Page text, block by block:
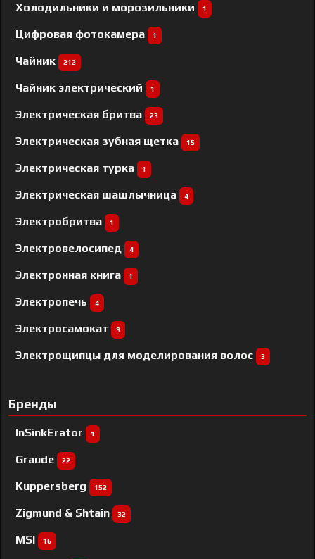
Холодильники и морозильники 1
Цифровая фотокамера 1
Чайник 212
Чайник электрический 1
Электрическая бритва 23
Электрическая зубная щетка 15
Электрическая турка 1
Электрическая шашлычница 4
Электробритва 1
Электровелосипед 4
Электронная книга 1
Электропечь 4
Электросамокат 9
Электрощипцы для моделирования волос 3
Бренды
InSinkErator 1
Graude 22
Kuppersberg 152
Zigmund & Shtain 32
MSI 16